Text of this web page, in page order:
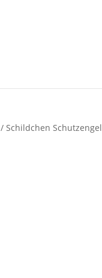
/ Schildchen Schutzengel